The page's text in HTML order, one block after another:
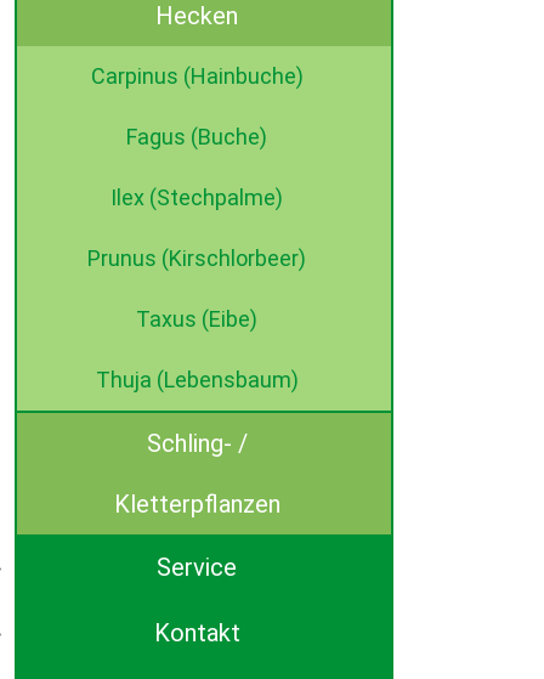
Hecken
Carpinus (Hainbuche)
Fagus (Buche)
Ilex (Stechpalme)
Prunus (Kirschlorbeer)
Taxus (Eibe)
Thuja (Lebensbaum)
Schling- /
Kletterpflanzen
Service
Kontakt